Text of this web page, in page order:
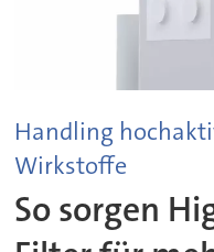
Handling
Wirkstoffe
So sorgen